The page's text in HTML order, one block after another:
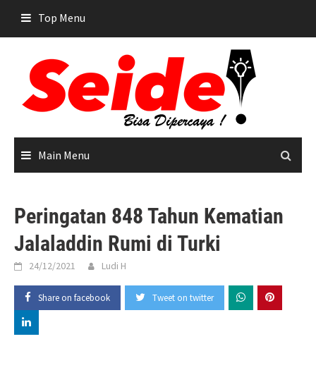
content
Top Menu
Main Menu
Peringatan 848 Tahun Kematian
Jalaladdin Rumi di Turki
24/12/2021 Ludi H
Share on facebook Tweet on twitter